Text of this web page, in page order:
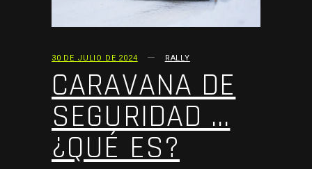
30 DE JULIO DE 2024 RALLY
CARAVANA DE
SEGURIDAD …
¿QUÉ ES?